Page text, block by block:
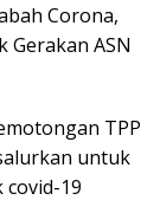
Corona,
Gerakan ASN
TPP
untuk
19